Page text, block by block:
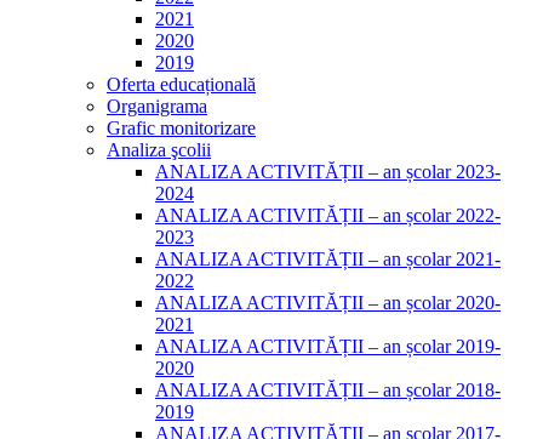
2021
2020
2019
Oferta educațională
Organigrama
Grafic monitorizare
Analiza şcolii
ANALIZA ACTIVITĂȚII – an școlar 2023-
2024
ANALIZA ACTIVITĂȚII – an școlar 2022-
2023
ANALIZA ACTIVITĂȚII – an școlar 2021-
2022
ANALIZA ACTIVITĂȚII – an școlar 2020-
2021
ANALIZA ACTIVITĂȚII – an școlar 2019-
2020
ANALIZA ACTIVITĂȚII – an școlar 2018-
2019
ANALIZA ACTIVITĂŢII – an şcolar 2017-